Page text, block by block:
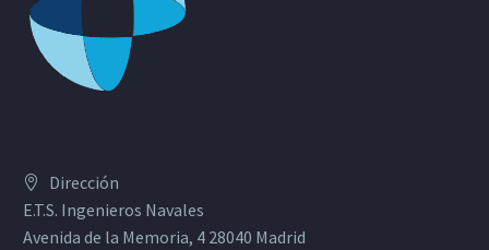
Dirección
E.T.S. Ingenieros Navales
Avenida de la Memoria, 4 28040 Madrid